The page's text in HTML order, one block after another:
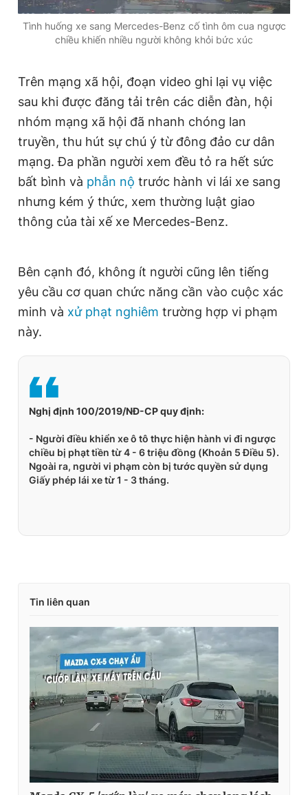
Tình huống xe sang Mercedes-Benz cố tình ôm cua ngược
chiều khiến nhiều người không khỏi bức xúc
Trên mạng xã hội, đoạn video ghi lại vụ việc
sau khi được đăng tải trên các diễn đàn, hội
nhóm mạng xã hội đã nhanh chóng lan
truyền, thu hút sự chú ý từ đông đảo cư dân
mạng. Đa phần người xem đều tỏ ra hết sức
bất bình và phẫn nộ trước hành vi lái xe sang
nhưng kém ý thức, xem thường luật giao
thông của tài xế xe Mercedes-Benz.
Bên cạnh đó, không ít người cũng lên tiếng
yêu cầu cơ quan chức năng cần vào cuộc xác
minh và xử phạt nghiêm trường hợp vi phạm
này.
Nghị định 100/2019/NĐ-CP quy định:
- Người điều khiển xe ô tô thực hiện hành vi đi ngược
chiều bị phạt tiền từ 4 - 6 triệu đồng (Khoản 5 Điều 5).
Ngoài ra, người vi phạm còn bị tước quyền sử dụng
Giấy phép lái xe từ 1 - 3 tháng.
Tin liên quan